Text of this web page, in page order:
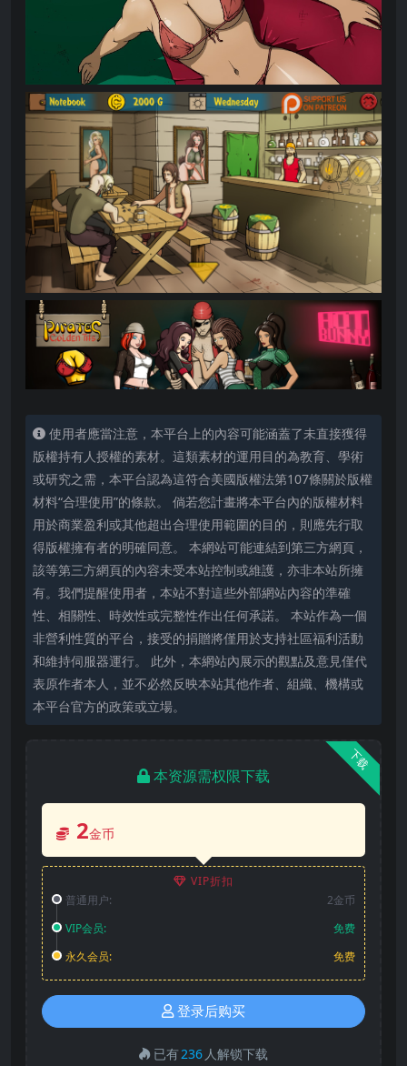
使用者應當注意，本平台上的內容可能涵蓋了未直接獲得
版權持有人授權的素材。這類素材的運用目的為教育、學術
或研究之需，本平台認為這符合美國版權法第107條關於版權
材料“合理使用”的條款。 倘若您計畫將本平台內的版權材料
用於商業盈利或其他超出合理使用範圍的目的，則應先行取
得版權擁有者的明確同意。 本網站可能連結到第三方網頁，
該等第三方網頁的內容未受本站控制或維護，亦非本站所擁
有。我們提醒使用者，本站不對這些外部網站內容的準確
性、相關性、時效性或完整性作出任何承諾。 本站作為一個
非營利性質的平台，接受的捐贈將僅用於支持社區福利活動
和維持伺服器運行。 此外，本網站內展示的觀點及意見僅代
表原作者本人，並不必然反映本站其他作者、組織、機構或
本平台官方的政策或立場。
下载
本资源需权限下载
2金币
VIP折扣
普通用户:
2金币
VIP会员:
免费
永久会员:
免费
登录后购买
已有236 人解锁下载